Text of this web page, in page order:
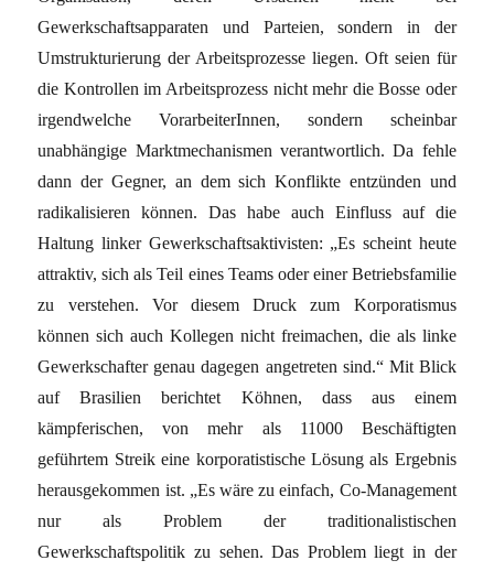
Gewerkschaftsapparaten und Parteien, sondern in der
Umstrukturierung der Arbeitsprozesse liegen. Oft seien für
die Kontrollen im Arbeitsprozess nicht mehr die Bosse oder
irgendwelche VorarbeiterInnen, sondern scheinbar
unabhängige Marktmechanismen verantwortlich. Da fehle
dann der Gegner, an dem sich Konflikte entzünden und
radikalisieren können. Das habe auch Einfluss auf die
Haltung linker Gewerkschaftsaktivisten: „Es scheint heute
attraktiv, sich als Teil eines Teams oder einer Betriebsfamilie
zu verstehen. Vor diesem Druck zum Korporatismus
können sich auch Kollegen nicht freimachen, die als linke
Gewerkschafter genau dagegen angetreten sind.“ Mit Blick
auf Brasilien berichtet Köhnen, dass aus einem
kämpferischen, von mehr als 11000 Beschäftigten
geführtem Streik eine korporatistische Lösung als Ergebnis
herausgekommen ist. „Es wäre zu einfach, Co-Management
nur als Problem der traditionalistischen
Gewerkschaftspolitik zu sehen. Das Problem liegt in der